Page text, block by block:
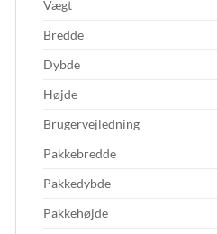
Vægt
Bredde
Dybde
Højde
Brugervejledning
Pakkebredde
Pakkedybde
Pakkehøjde